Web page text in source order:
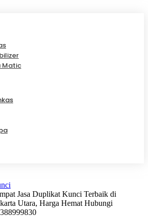
Matic
Jasa Duplikat Kunci Terbaik di
Utara, Harga Hemat Hubungi